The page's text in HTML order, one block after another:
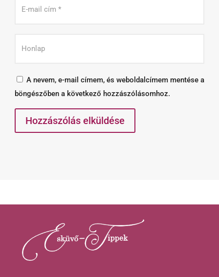
A nevem, e-mail címem, és weboldalcímem mentése a
böngészőben a következő hozzászólásomhoz.
Hozzászólás elküldése